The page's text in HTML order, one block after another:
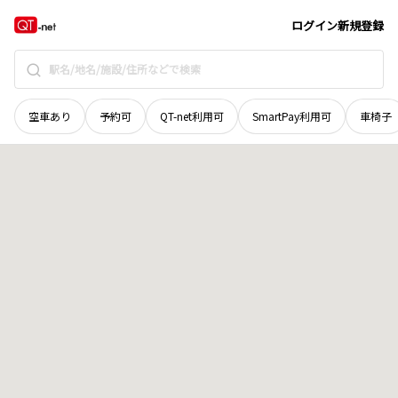
ログイン新規登録
空車あり 予約可 QT-net利用可 SmartPay利用可 車椅子
新潟県